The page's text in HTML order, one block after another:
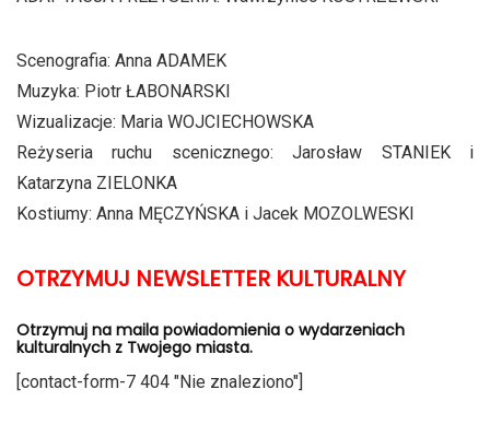
Scenografia: Anna ADAMEK
Muzyka: Piotr ŁABONARSKI
Wizualizacje: Maria WOJCIECHOWSKA
Reżyseria ruchu scenicznego: Jarosław STANIEK i
Katarzyna ZIELONKA
Kostiumy: Anna MĘCZYŃSKA i Jacek MOZOLWESKI
OTRZYMUJ NEWSLETTER KULTURALNY
Otrzymuj na maila powiadomienia o wydarzeniach
kulturalnych z Twojego miasta.
[contact-form-7 404 "Nie znaleziono"]